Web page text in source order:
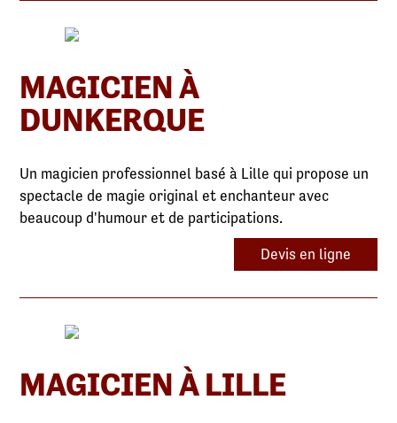
MAGICIEN À
DUNKERQUE
Un magicien professionnel basé à Lille qui propose un
spectacle de magie original et enchanteur avec
beaucoup d'humour et de participations.
Devis en ligne
MAGICIEN À LILLE